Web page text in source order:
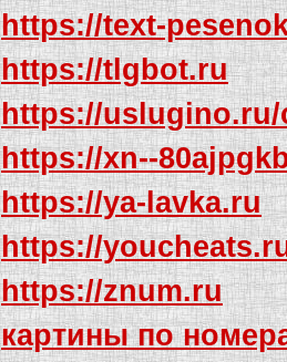
https://text-
https://tlgbot.ru
https://uslugino.ru/
https://xn--
https://ya-lavka.ru
https://
https://znum.ru
картины по